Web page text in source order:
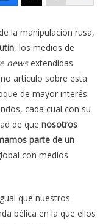
la manipulación rusa,
, los medios de
newsextendidas
artículo sobre esta
de mayor interés.
cada cual con su
de que nosotros
parte de un
con medios
que nuestros
bélica en la que ellos